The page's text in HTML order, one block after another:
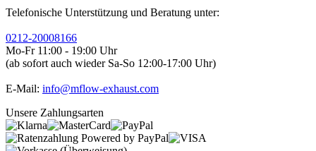
Telefonische Unterstützung und Beratung unter:
0212-20008166
Mo-Fr 11:00 - 19:00 Uhr
(ab sofort auch wieder Sa-So 12:00-17:00 Uhr)
E-Mail: info@mflow-exhaust.com
Unsere Zahlungsarten